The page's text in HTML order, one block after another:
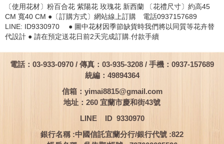
〔使用花材〕粉百合花 紫陽花 玫瑰花 新西蘭 〔花禮尺寸〕約高45
CM 寬40 CM ●〔訂購方式〕網站線上訂購 電話0937157689
LINE: ID9330970 ● 圖中花材因季節缺貨時我們將以同質等花卉替
代設計 ● 請在預定送花日前2天完成訂購.付款手續
電話：03-933-0970 / 傳真：03-935-3208 / 手機：0937-157689
統編：49894364
信箱： yimai8815@gmail.com
地址：260 宜蘭市慶和街43號
LINE ID 9330970
銀行名稱 :中國信託宜蘭分行/銀行代號 :822